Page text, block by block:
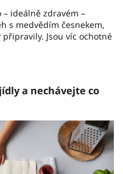
ideálně zdravém –
s medvědím česnekem,
Jsou víc ochotné
a nechávejte co